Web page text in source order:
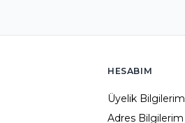
HESABIM
Üyelik Bilgilerim
Adres Bilgilerim